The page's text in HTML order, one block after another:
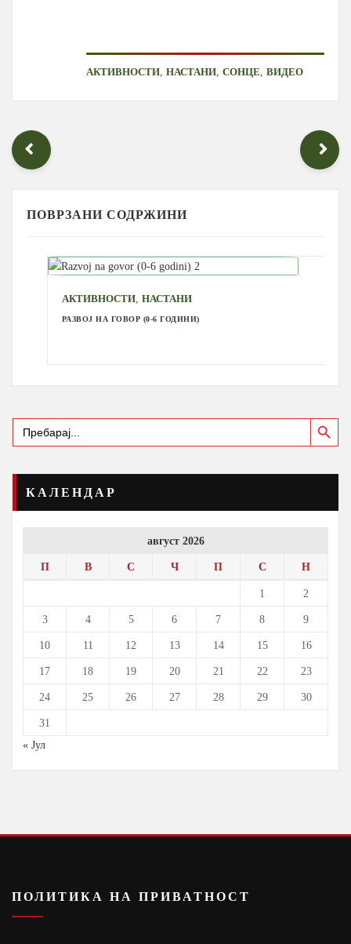
АКТИВНОСТИ ,НАСТАНИ ,СОНЦЕ ,ВИДЕО
ПОВРЗАНИ СОДРЖИНИ
АКТИВНОСТИ,НАСТАНИ
РАЗВОЈ НА ГОВОР (0-6 ГОДИНИ)
Search
for:
Search Button
КАЛЕНДАР
август 2026
П В С Ч П С Н
1 2
3 4 5 6 7 8 9
10 11 12 13 14 15 16
17 18 19 20 21 22 23
24 25 26 27 28 29 30
31
« Јул
ПОЛИТИКА НА ПРИВАТНОСТ